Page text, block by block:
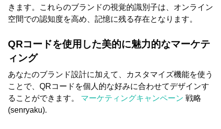
きます。これらのブランドの視覚的識別子は、オンライン
空間での認知度を高め、記憶に残る存在となります。
QRコードを使用した美的に魅力的なマーケテ
ィング
あなたのブランド設計に加えて、カスタマイズ機能を使う
ことで、QRコードを個人的な好みに合わせてデザインす
ることができます。 マーケティングキャンペーン 戦略
(senryaku).